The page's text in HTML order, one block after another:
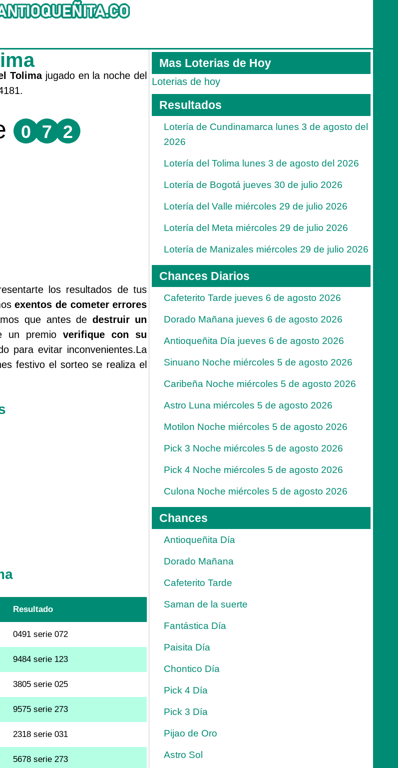
Tolimajugado en la noche del
0 7 2
los resultados de tus
exentos de cometer errores
que antes de destruir un
un premioverifique con su
para evitar inconvenientes.La
festivo el sorteo se realiza el
Resultado
0491 serie 072
9484 serie 123
3805 serie 025
9575 serie 273
2318 serie 031
5678 serie 273
Mas Loterias de Hoy
Loterias de hoy
Resultados
Lotería de Cundinamarca lunes 3 de agosto del
2026
Lotería del Tolima lunes 3 de agosto del 2026
Lotería de Bogotá jueves 30 de julio 2026
Lotería del Valle miércoles 29 de julio 2026
Lotería del Meta miércoles 29 de julio 2026
Lotería de Manizales miércoles 29 de julio 2026
Chances Diarios
Cafeterito Tarde jueves 6 de agosto 2026
Dorado Mañana jueves 6 de agosto 2026
Antioqueñita Día jueves 6 de agosto 2026
Sinuano Noche miércoles 5 de agosto 2026
Caribeña Noche miércoles 5 de agosto 2026
Astro Luna miércoles 5 de agosto 2026
Motilon Noche miércoles 5 de agosto 2026
Pick 3 Noche miércoles 5 de agosto 2026
Pick 4 Noche miércoles 5 de agosto 2026
Culona Noche miércoles 5 de agosto 2026
Chances
Antioqueñita Día
Dorado Mañana
Cafeterito Tarde
Saman de la suerte
Fantástica Día
Paisita Día
Chontico Día
Pick 4 Día
Pick 3 Día
Pijao de Oro
Astro Sol